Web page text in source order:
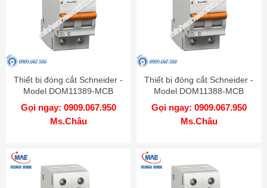
Thiết bị đóng cắt Schneider -
Model DOM11389-MCB
Gọi ngay: 0909.067.950
Ms.Châu
Thiết bị đóng cắt Schneider -
Model DOM11388-MCB
Gọi ngay: 0909.067.950
Ms.Châu